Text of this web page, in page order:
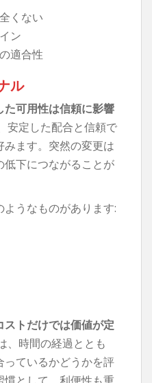
くない
ン
適合性
ル
た可用性は信頼に影響
安定した配合と信頼で
ます。突然の変更は
下につながることが
うなものがあります:
トだけでは価値が定
、時間の経過ととも
っているかどうかを評
として、利便性も重